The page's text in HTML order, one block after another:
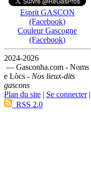
Esprit GASCON
(Facebook)
Couleur Gascogne
(Facebook)
2024-2026
— Gasconha.com - Noms
e Lòcs - Nos lieux-dits
gascons
Plan du site | Se connecter|
RSS 2.0